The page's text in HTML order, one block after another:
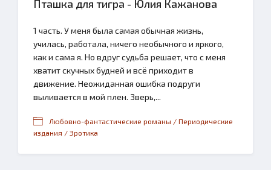
Пташка для тигра - Юлия Кажанова
1 часть. У меня была самая обычная жизнь,
училась, работала, ничего необычного и яркого,
как и сама я. Но вдруг судьба решает, что с меня
хватит скучных будней и всё приходит в
движение. Неожиданная ошибка подруги
выливается в мой плен. Зверь,...
Любовно-фантастические романы / Периодические
издания / Эротика